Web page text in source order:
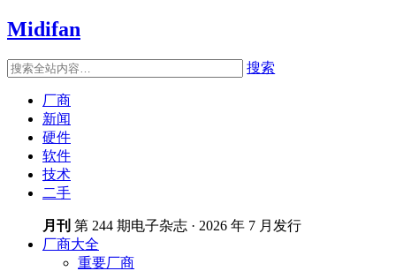
Midifan
搜索
厂商
新闻
硬件
软件
技术
二手
月刊 第 244 期电子杂志 · 2026 年 7 月发行
厂商大全
重要厂商